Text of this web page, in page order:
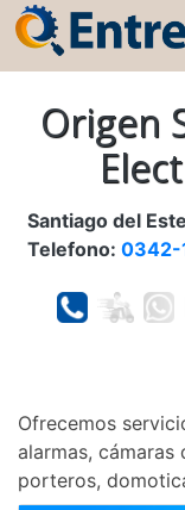
Origen
Santiago del
Telefono: 0342-
Ofrecemos
alarmas, cámaras
porteros,